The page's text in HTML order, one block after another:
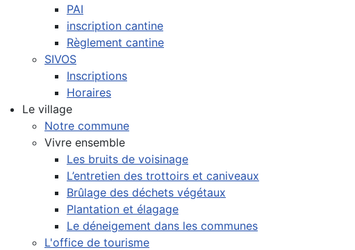
PAI
inscription cantine
Règlement cantine
SIVOS
Inscriptions
Horaires
Le village
Notre commune
Vivre ensemble
Les bruits de voisinage
L’entretien des trottoirs et caniveaux
Brûlage des déchets végétaux
Plantation et élagage
Le déneigement dans les communes
L'office de tourisme